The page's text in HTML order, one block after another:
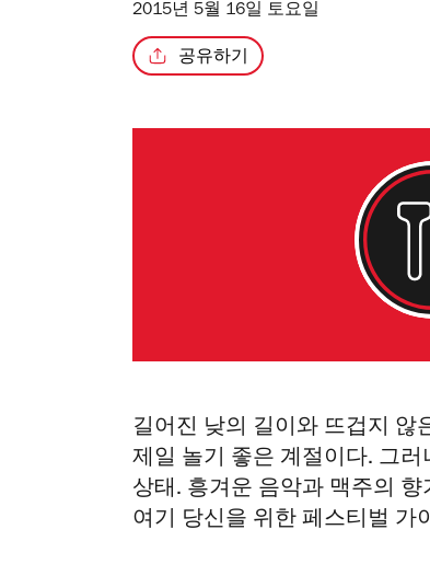
2015년 5월 16일 토요일
공유하기
길어진 낮의 길이와 뜨겁지 않
제일 놀기 좋은 계절이다. 그
상태. 흥겨운 음악과 맥주의
여기 당신을 위한 페스티벌 가